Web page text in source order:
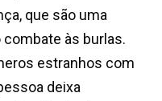
que são uma
às burlas.
estranhos com
deixa